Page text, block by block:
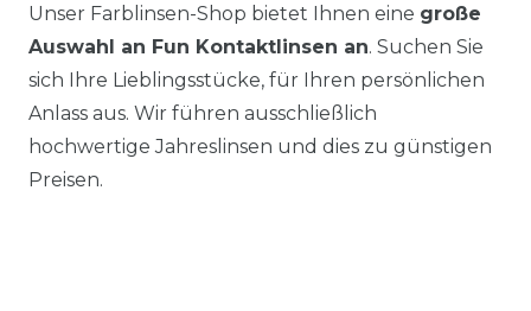
Unser Farblinsen-Shop bietet Ihnen eine große
Auswahl an Fun Kontaktlinsen an. Suchen Sie
sich Ihre Lieblingsstücke, für Ihren persönlichen
Anlass aus. Wir führen ausschließlich
hochwertige Jahreslinsen und dies zu günstigen
Preisen.